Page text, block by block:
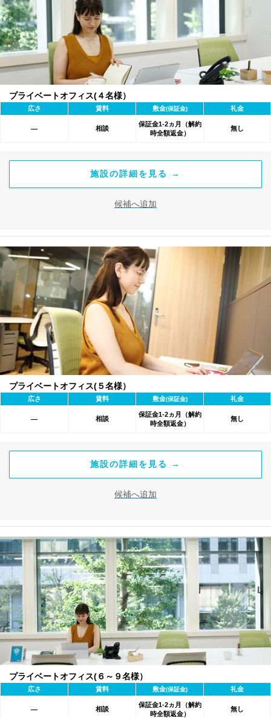
プライベートオフィス(４名様）
広さ 賃料 敷金(保証金) 礼金
― 相談
保証金1-2ヵ月（解約
時全額返金）
無し
施設の詳細を見る →
候補へ追加
プライベートオフィス(５名様）
広さ 賃料 敷金(保証金) 礼金
― 相談
保証金1-2ヵ月（解約
時全額返金）
無し
施設の詳細を見る →
候補へ追加
プライベートオフィス(６～９名様）
広さ 賃料 敷金(保証金) 礼金
― 相談
保証金1-2ヵ月（解約
時全額返金）
無し